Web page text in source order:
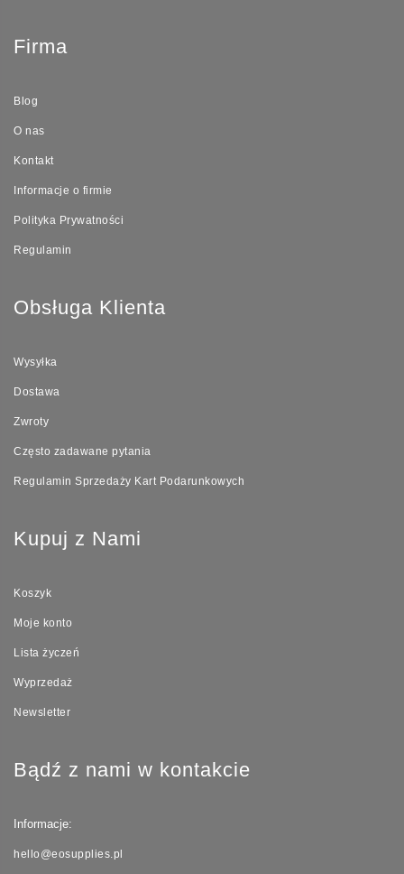
Firma
Blog
O nas
Kontakt
Informacje o firmie
Polityka Prywatności
Regulamin
Obsługa Klienta
Wysyłka
Dostawa
Zwroty
Często zadawane pytania
Regulamin Sprzedaży Kart Podarunkowych
Kupuj z Nami
Koszyk
Moje konto
Lista życzeń
Wyprzedaż
Newsletter
Bądź z nami w kontakcie
Informacje:
hello@eosupplies.pl